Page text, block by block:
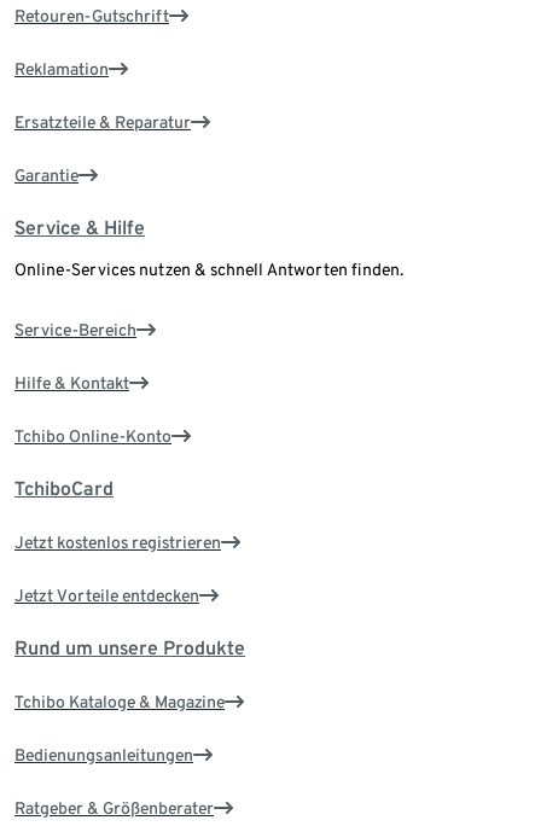
Retouren-Gutschrift
Reklamation
Ersatzteile & Reparatur
Garantie
Service & Hilfe
Online-Services nutzen & schnell Antworten finden.
Service-Bereich
Hilfe & Kontakt
Tchibo Online-Konto
TchiboCard
Jetzt kostenlos registrieren
Jetzt Vorteile entdecken
Rund um unsere Produkte
Tchibo Kataloge & Magazine
Bedienungsanleitungen
Ratgeber & Größenberater